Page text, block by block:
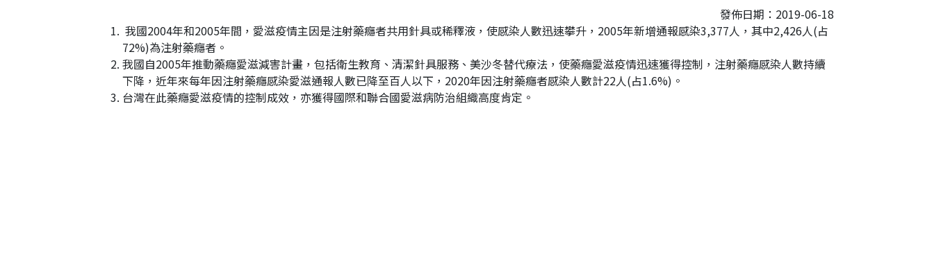
短
網
頁
發佈日期：2019-06-18
我國2004年和2005年間，愛滋疫情主因是注射藥癮者共用針具或稀釋液，使感染人數迅速攀升，2005年新增通報感染3,377人，其中2,426人(占
72%)為注射藥癮者。
我國自2005年推動藥癮愛滋減害計畫，包括衛生教育、清潔針具服務、美沙冬替代療法，使藥癮愛滋疫情迅速獲得控制，注射藥癮感染人數持續
下降，近年來每年因注射藥癮感染愛滋通報人數已降至百人以下，2020年因注射藥癮者感染人數計22人(占1.6%)。
台灣在此藥癮愛滋疫情的控制成效，亦獲得國際和聯合國愛滋病防治組織高度肯定。